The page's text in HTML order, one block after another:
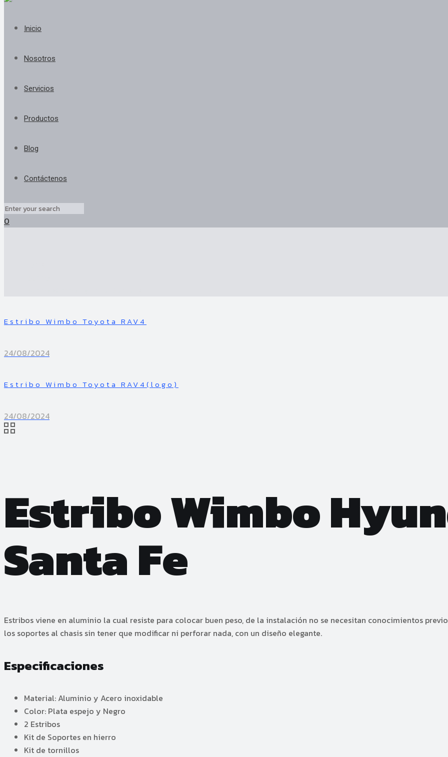
Inicio
Nosotros
Servicios
Productos
Blog
Contáctenos
0
Estribo Wimbo Toyota RAV4
24/08/2024
Estribo Wimbo Toyota RAV4(logo)
24/08/2024
Estribo Wimbo
Santa Fe
Estribos viene en aluminio la cual resiste para colocar buen peso, de la instalación no se necesitan conocimientos
los soportes al chasis sin tener que modificar ni perforar nada, con un diseño elegante.
Especificaciones
Material: Aluminio y Acero inoxidable
Color: Plata espejo y Negro
2 Estribos
Kit de Soportes en hierro
Kit de tornillos